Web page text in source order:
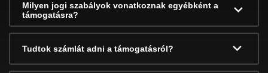
Milyen jogi szabályok vonatkoznak egyébként a
támogatásra?
Tudtok számlát adni a támogatásról?